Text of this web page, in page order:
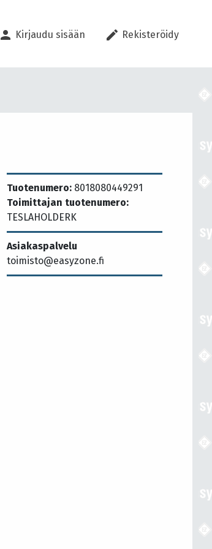
person Kirjaudu sisään edit Rekisteröidy
Tuotenumero: 8018080449291
Toimittajan tuotenumero:
TESLAHOLDERK
Asiakaspalvelu
toimisto@easyzone.fi